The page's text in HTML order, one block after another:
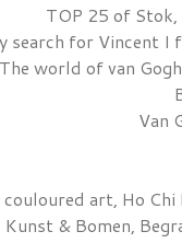
TOP 25 of
search for Vincent I
The world of van
Van
art, Ho
Kunst & Bomen,